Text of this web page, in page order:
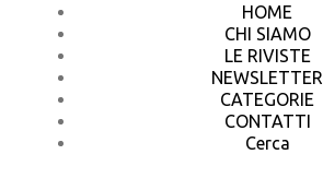
HOME
CHI SIAMO
LE RIVISTE
NEWSLETTER
CATEGORIE
CONTATTI
Cerca